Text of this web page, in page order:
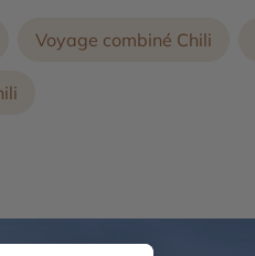
Voyage combiné Chili